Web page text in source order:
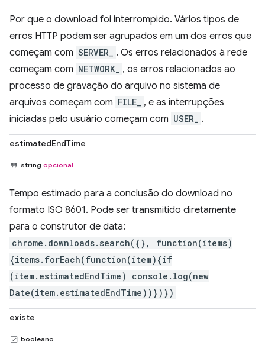
Por que o download foi interrompido. Vários tipos de
erros HTTP podem ser agrupados em um dos erros que
começam com SERVER_
. Os erros relacionados à rede
começam com NETWORK_
, os erros relacionados ao
processo de gravação do arquivo no sistema de
arquivos começam com FILE_
, e as interrupções
iniciadas pelo usuário começam com USER_ .
estimatedEndTime
string opcional
Tempo estimado para a conclusão do download no
formato ISO 8601. Pode ser transmitido diretamente
para o construtor de data:
chrome.downloads.search({}, function(items)
{items.forEach(function(item){if
(item.estimatedEndTime) console.log(new
Date(item.estimatedEndTime))})})
existe
booleano